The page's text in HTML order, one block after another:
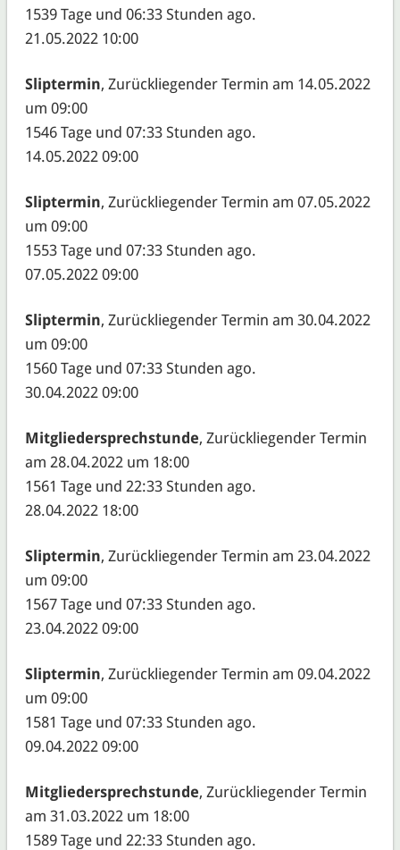
1539 Tage und 06:33 Stunden ago.
21.05.2022 10:00
Sliptermin, Zurückliegender Termin am 14.05.2022
um 09:00
1546 Tage und 07:33 Stunden ago.
14.05.2022 09:00
Sliptermin, Zurückliegender Termin am 07.05.2022
um 09:00
1553 Tage und 07:33 Stunden ago.
07.05.2022 09:00
Sliptermin, Zurückliegender Termin am 30.04.2022
um 09:00
1560 Tage und 07:33 Stunden ago.
30.04.2022 09:00
Mitgliedersprechstunde, Zurückliegender Termin
am 28.04.2022 um 18:00
1561 Tage und 22:33 Stunden ago.
28.04.2022 18:00
Sliptermin, Zurückliegender Termin am 23.04.2022
um 09:00
1567 Tage und 07:33 Stunden ago.
23.04.2022 09:00
Sliptermin, Zurückliegender Termin am 09.04.2022
um 09:00
1581 Tage und 07:33 Stunden ago.
09.04.2022 09:00
Mitgliedersprechstunde, Zurückliegender Termin
am 31.03.2022 um 18:00
1589 Tage und 22:33 Stunden ago.